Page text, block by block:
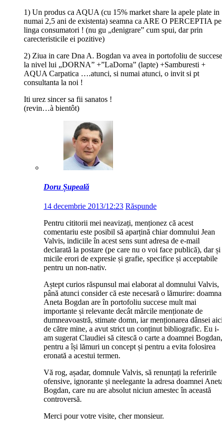
1) Un produs ca AQUA (cu 15% market share la apele plate in
numai 2,5 ani de existenta) seamna ca ARE O PERCEPTIA pe
linga consumatori ! (nu gu „denigrare” cum spui, dar prin
carecteristicile ei pozitive)
2) Ziua in care Dna A. Bogdan va avea in portofoliu de succese
la nivel lui „DORNA” +”LaDorna” (lapte) +Samburesti +
AQUA Carpatica ….atunci, si numai atunci, o invit si pt
consultanta la noi !
Iti urez sincer sa fii sanatos !
(revin…à bientôt)
Doru Șupeală
14 decembrie 2013/12:23 Răspunde
Pentru cititorii mei neavizați, menționez că acest
comentariu este posibil să aparțină chiar domnului Jean
Valvis, indiciile în acest sens sunt adresa de e-mail
declarată la postare (pe care nu o voi face publică), dar și
micile erori de expresie și grafie, specifice și acceptabile
pentru un non-nativ.
Aștept curios răspunsul mai elaborat al domnului Valvis,
până atunci consider că este necesară o lămurire: doamna
Aneta Bogdan are în portofoliu succese mult mai
importante și relevante decât mărcile menționate de
dumneavoastră, stimate domn, iar menționarea dânsei
de către mine, a avut strict un conținut bibliografic. Eu i-
am sugerat Claudiei să citescă o carte a doamnei Bogdan,
pentru a își lămuri un concept și pentru a evita folosirea
eronată a acestui termen.
Vă rog, așadar, domnule Valvis, să renunțați la referirile
ofensive, ignorante și neelegante la adresa doamnei
Bogdan, care nu are absolut niciun amestec în această
controversă.
Merci pour votre visite, cher monsieur.